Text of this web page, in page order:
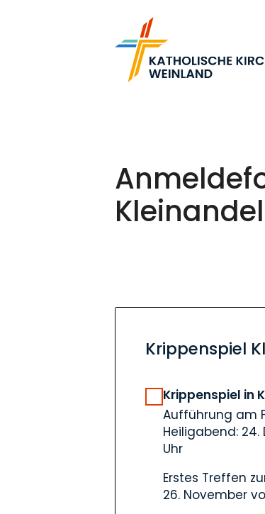
Krippenspiel
Krippenspiel in
Aufführung am
Heiligabend: 24.
Uhr
Erstes Treffen
26. November